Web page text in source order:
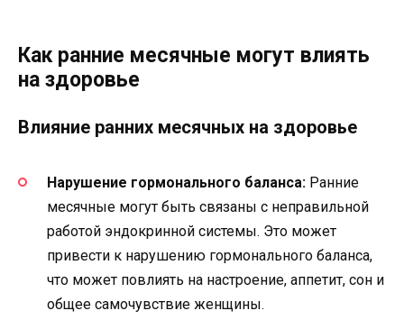
Как ранние месячные могут влиять
на здоровье
Влияние ранних месячных на здоровье
Нарушение гормонального баланса: Ранние
месячные могут быть связаны с неправильной
работой эндокринной системы. Это может
привести к нарушению гормонального баланса,
что может повлиять на настроение, аппетит, сон и
общее самочувствие женщины.